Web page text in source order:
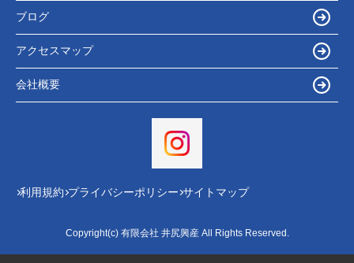
ブログ
アクセスマップ
会社概要
利用規約 プライバシーポリシー サイトマップ
Copyright(c) 有限会社 井尻興産 All Rights Reserved.